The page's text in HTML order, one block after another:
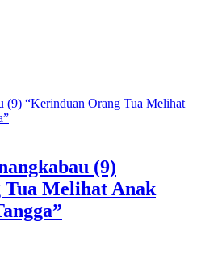
(9)
Melihat Anak